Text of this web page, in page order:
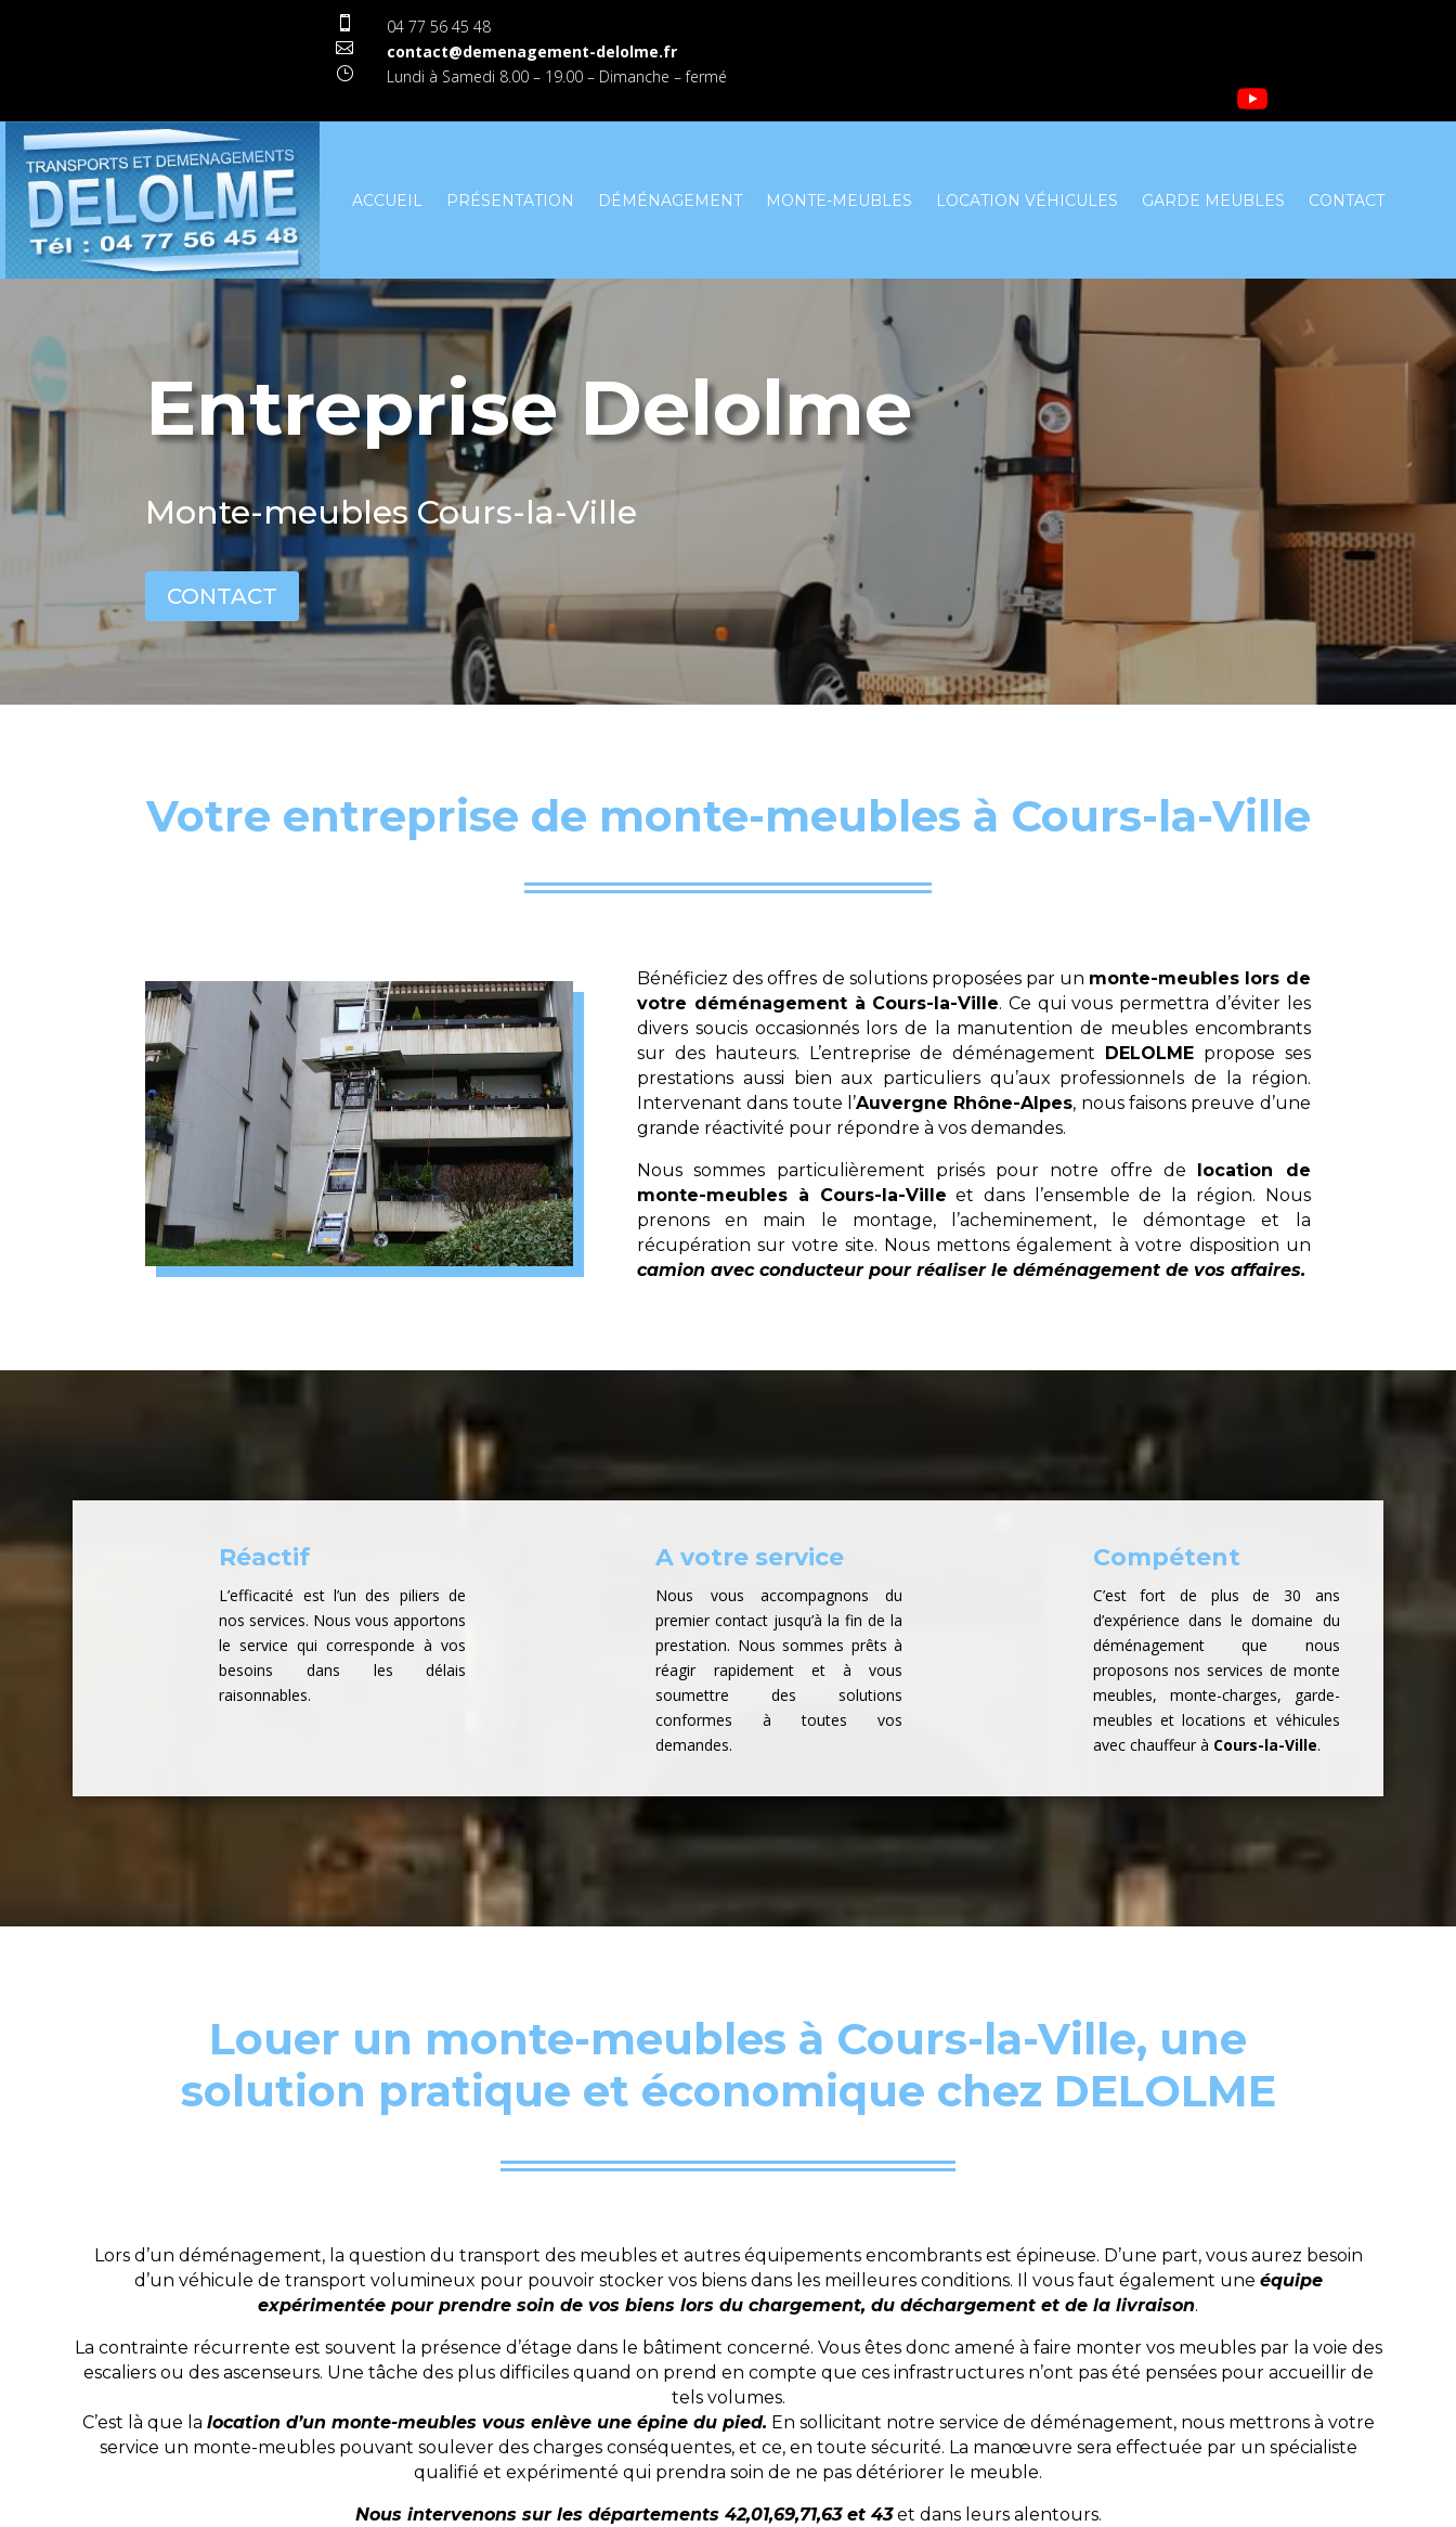
 04 77 56 45 48
 contact@demenagement-delolme.fr
} Lundi à Samedi 8.00 – 19.00 – Dimanche – fermé
ACCUEIL PRÉSENTATION DÉMÉNAGEMENT MONTE-MEUBLES LOCATION VÉHICULES GARDE MEUBLES CONTACT
Entreprise Delolme
Monte-meubles Cours-la-Ville
CONTACT
Votre entreprise de monte-meubles à Cours-la-Ville
Bénéficiez des offres de solutions proposées par un monte-meubles lors de
votre déménagement à Cours-la-Ville. Ce qui vous permettra d’éviter les
divers soucis occasionnés lors de la manutention de meubles encombrants
sur des hauteurs. L’entreprise de déménagement DELOLMEpropose ses
prestations aussi bien aux particuliers qu’aux professionnels de la région.
Intervenant dans toute l’Auvergne Rhône-Alpes, nous faisons preuve d’une
grande réactivité pour répondre à vos demandes.
Nous sommes particulièrement prisés pour notre offre de location de
monte-meubles à Cours-la-Ville et dans l’ensemble de la région. Nous
prenons en main le montage, l’acheminement, le démontage et la
récupération sur votre site. Nous mettons également à votre disposition un
camion avec conducteur pour réaliser le déménagement de vos affaires.
Réactif
L’efficacité est l’un des piliers de
nos services. Nous vous apportons
le service qui corresponde à vos
besoins dans les délais
raisonnables.
A votre service
Nous vous accompagnons du
premier contact jusqu’à la fin de la
prestation. Nous sommes prêts à
réagir rapidement et à vous
soumettre des solutions
conformes à toutes vos
demandes.
Compétent
C’est fort de plus de 30 ans
d’expérience dans le domaine du
déménagement que nous
proposons nos services de monte
meubles, monte-charges, garde-
meubles et locations et véhicules
avec chauffeur à Cours-la-Ville.
Louer un monte-meubles à Cours-la-Ville, une
solution pratique et économique chez DELOLME
Lors d’un déménagement, la question du transport des meubles et autres équipements encombrants est épineuse. D’une part, vous aurez besoin
d’un véhicule de transport volumineux pour pouvoir stocker vos biens dans les meilleures conditions. Il vous faut également une équipe
expérimentée pour prendre soin de vos biens lors du chargement, du déchargement et de la livraison.
La contrainte récurrente est souvent la présence d’étage dans le bâtiment concerné. Vous êtes donc amené à faire monter vos meubles par la voie des
escaliers ou des ascenseurs. Une tâche des plus difficiles quand on prend en compte que ces infrastructures n’ont pas été pensées pour accueillir de
tels volumes.
C’est là que la location d’un monte-meubles vous enlève une épine du pied. En sollicitant notre service de déménagement, nous mettrons à votre
service un monte-meubles pouvant soulever des charges conséquentes, et ce, en toute sécurité. La manœuvre sera effectuée par un spécialiste
qualifié et expérimenté qui prendra soin de ne pas détériorer le meuble.
Nous intervenons sur les départements 42,01,69,71,63 et 43et dans leurs alentours.